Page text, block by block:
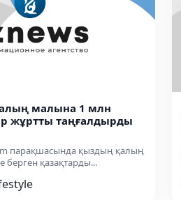
малына 1 млн
жұртты таңғалдырды
парақшасында қыздың қалың
берген қазақтарды...